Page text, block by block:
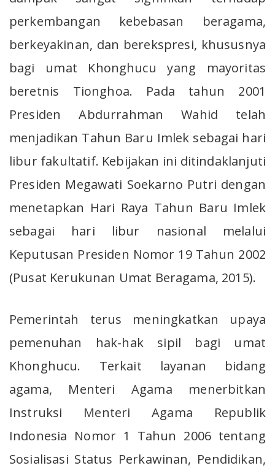
perkembangan kebebasan beragama,
berkeyakinan, dan berekspresi, khususnya
bagi umat Khonghucu yang mayoritas
beretnis Tionghoa. Pada tahun 2001
Presiden Abdurrahman Wahid telah
menjadikan Tahun Baru Imlek sebagai hari
libur fakultatif. Kebijakan ini ditindaklanjuti
Presiden Megawati Soekarno Putri dengan
menetapkan Hari Raya Tahun Baru Imlek
sebagai hari libur nasional melalui
Keputusan Presiden Nomor 19 Tahun 2002
(Pusat Kerukunan Umat Beragama, 2015).
Pemerintah terus meningkatkan upaya
pemenuhan hak-hak sipil bagi umat
Khonghucu. Terkait layanan bidang
agama, Menteri Agama menerbitkan
Instruksi Menteri Agama Republik
Indonesia Nomor 1 Tahun 2006 tentang
Sosialisasi Status Perkawinan, Pendidikan,